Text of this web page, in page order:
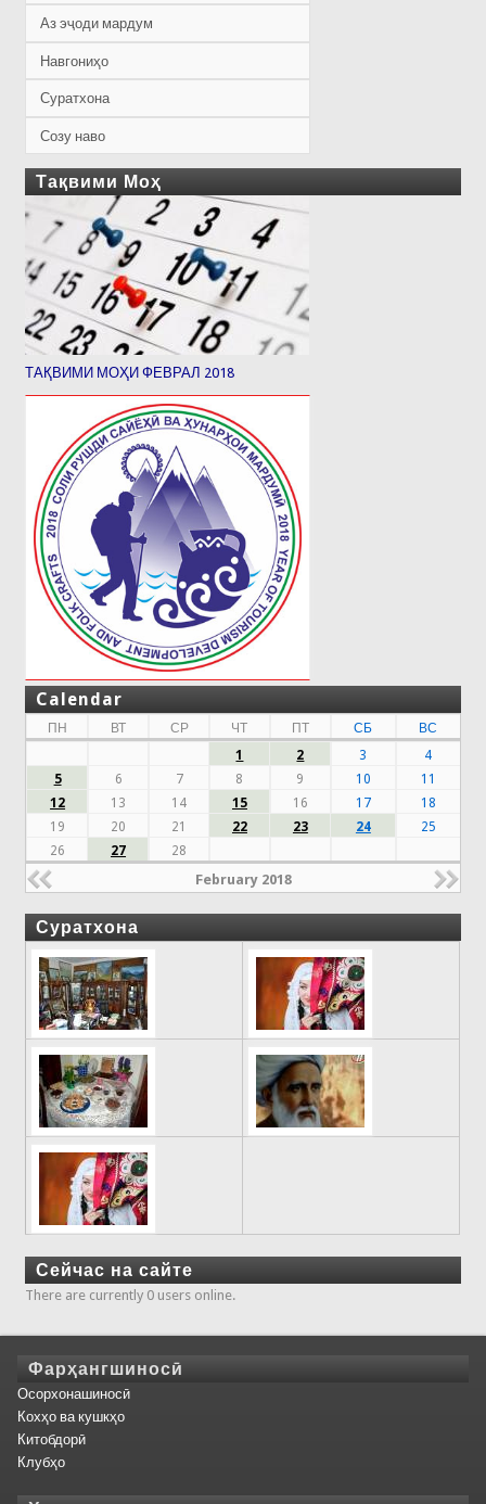
Аз эҷоди мардум
Навгониҳо
Суратхона
Созу наво
Тақвими Моҳ
ТАҚВИМИ МОҲИ ФЕВРАЛ 2018
Calendar
ПН ВТ СР ЧТ ПТ СБ
ВС
1
2 3
4
5
6 7 8 9 10
11
12
13 14 15 16 17
18
19
20 21 22 23 24
25
26
27 28
February 2018
Суратхона
Сейчас на сайте
There are currently 0 users online.
Фарҳангшиносӣ
Осорхонашиносӣ
Кохҳо ва кушкҳо
Китобдорӣ
Клубҳо